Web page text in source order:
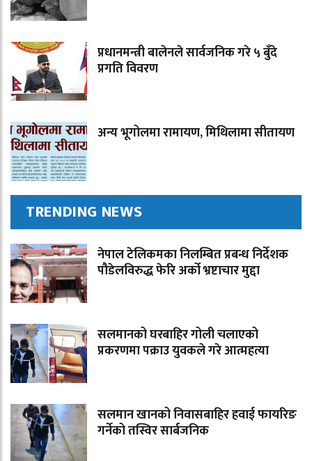
प्रधानमन्त्री बालेनले सार्वजनिक गरे ५ बुँदे
प्रगति विवरण
अन्य भूगोलमा रामायण, मिथिलामा सीतायण
TRENDING NEWS
नेपाल टेलिकमका निलम्बित प्रबन्ध निर्देशक
पौडेलविरुद्ध फेरि अर्को भ्रष्टाचार मुद्दा
सलमानको घरबाहिर गोली चलाएको
प्रकरणमा पक्राउ युवकले गरे आत्महत्या
सलमान खानको निवासबाहिर हवाई फायरिङ
गर्नेको तस्विर सार्बजनिक